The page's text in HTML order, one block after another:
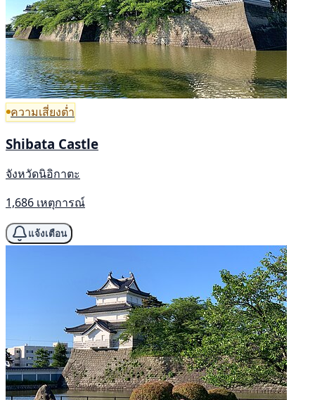
ความเสี่ยงต่ำ
Shibata Castle
จังหวัดนิอิกาตะ
1,686 เหตุการณ์
แจ้งเตือน